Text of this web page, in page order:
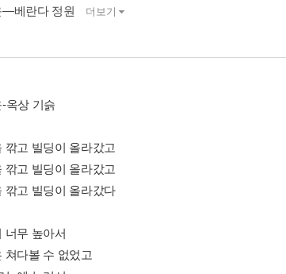
―베란다 정원
더보기
옥상 기슭
깎고 빌딩이 올라갔고
깎고 빌딩이 올라갔고
깎고 빌딩이 올라갔다
너무 높아서
쳐다볼 수 없었고